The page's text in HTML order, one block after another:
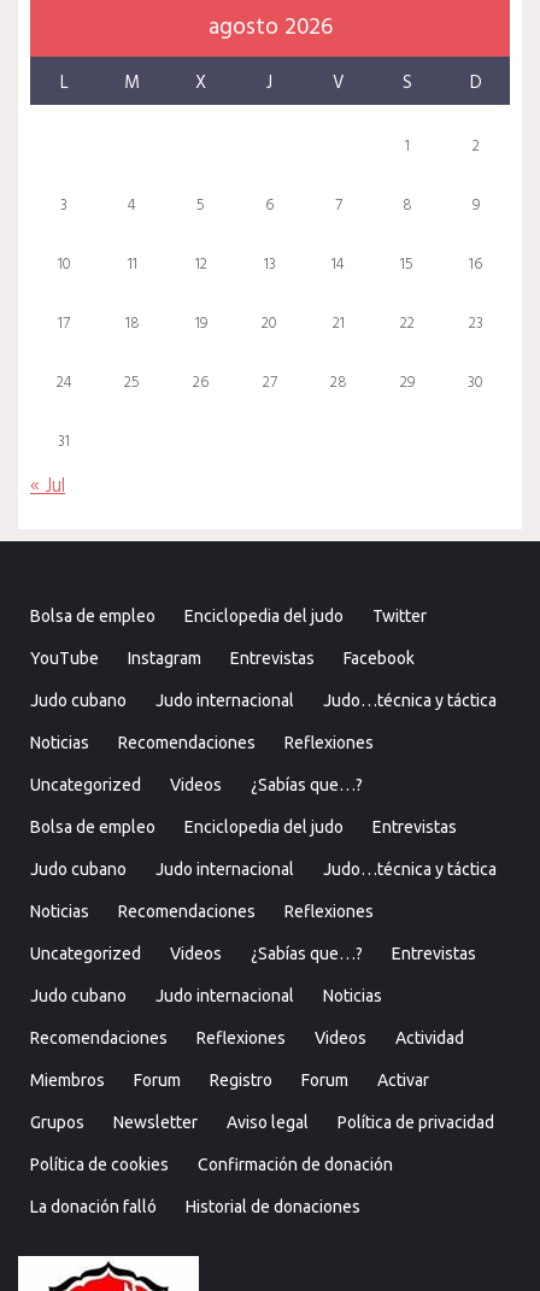
agosto 2026
L M X J V S D
1 2
3 4 5 6 7 8 9
10 11 12 13 14 15 16
17 18 19 20 21 22 23
24 25 26 27 28 29 30
31
« Jul
Bolsa de empleo Enciclopedia del judo Twitter
YouTube Instagram Entrevistas Facebook
Judo cubano Judo internacional Judo…técnica y táctica
Noticias Recomendaciones Reflexiones
Uncategorized Videos ¿Sabías que…?
Bolsa de empleo Enciclopedia del judo Entrevistas
Judo cubano Judo internacional Judo…técnica y táctica
Noticias Recomendaciones Reflexiones
Uncategorized Videos ¿Sabías que…? Entrevistas
Judo cubano Judo internacional Noticias
Recomendaciones Reflexiones Videos Actividad
Miembros Forum Registro Forum Activar
Grupos Newsletter Aviso legal Política de privacidad
Política de cookies Confirmación de donación
La donación falló Historial de donaciones